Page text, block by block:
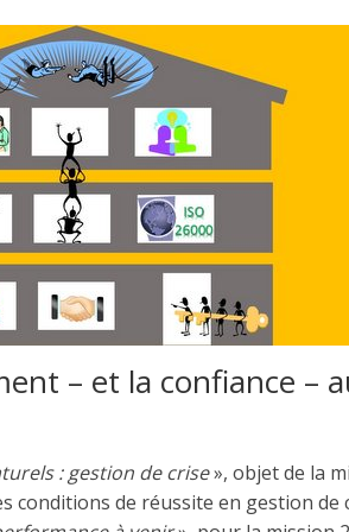
– et la confiance –
: gestion de crise», objet de la
conditions de réussite en gestion de